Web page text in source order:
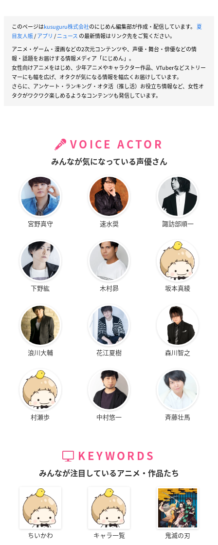
このページはkusuguru株式会社のにじめん編集部が作成・配信しています。 夏
目友人帳/アプリ /ニュース の最新情報はリンク先をご覧ください。
アニメ・ゲーム・漫画などの2次元コンテンツや、声優・舞台・俳優などの情
報・話題をお届けする情報メディア「にじめん」。
女性向けアニメをはじめ、少年アニメやキャラクター作品、VTuberなどストリー
マーにも幅を広げ、オタクが気になる情報を幅広くお届けしています。
さらに、アンケート・ランキング・オタ活（推し活）お役立ち情報など、女性オ
タクがワクワク楽しめるようなコンテンツも発信しています。
VOICE ACTOR
みんなが気になっている声優さん
宮野真守 速水奨 諏訪部順一
下野紘 木村昴 坂本真綾
浪川大輔 花江夏樹 森川智之
村瀬歩 中村悠一 斉藤壮馬
KEYWORDS
みんなが注目しているアニメ・作品たち
ちいかわ キャラ一覧 鬼滅の刃